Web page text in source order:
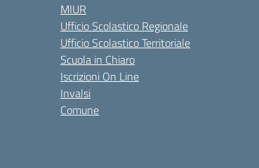
MIUR
Ufficio Scolastico Regionale
Ufficio Scolastico Territoriale
Scuola in Chiaro
Iscrizioni On Line
Invalsi
Comune